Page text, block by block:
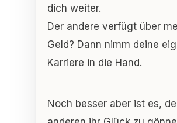
dich weiter.
Der andere verfügt über
Geld? Dann nimm deine
Karriere in die Hand.
Noch besser aber ist es,